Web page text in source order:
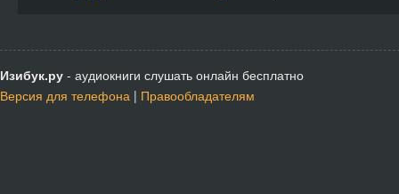
Изибук.ру - аудиокниги слушать онлайн бесплатно
Версия для телефона | Правообладателям